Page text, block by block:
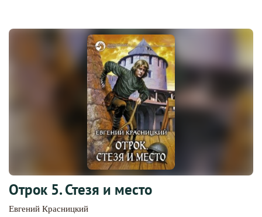
Отрок 5. Стезя и место
Евгений Красницкий